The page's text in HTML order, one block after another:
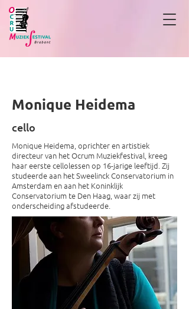
Monique Heidema
cello
Monique Heidema, oprichter en artistiek
directeur van het Ocrum Muziekfestival, kreeg
haar eerste cellolessen op 16-jarige leeftijd. Zij
studeerde aan het Sweelinck Conservatorium in
Amsterdam en aan het Koninklijk
Conservatorium te Den Haag, waar zij met
onderscheiding afstudeerde.